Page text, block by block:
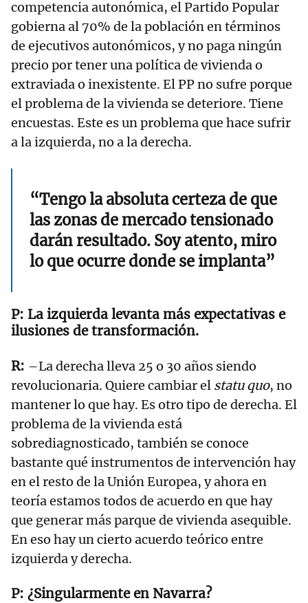
competencia autonómica, el Partido Popular
gobierna al 70% de la población en términos
de ejecutivos autonómicos, y no paga ningún
precio por tener una política de vivienda o
extraviada o inexistente. El PP no sufre porque
el problema de la vivienda se deteriore. Tiene
encuestas. Este es un problema que hace sufrir
a la izquierda, no a la derecha.
“Tengo la absoluta certeza de que
las zonas de mercado tensionado
darán resultado. Soy atento, miro
lo que ocurre donde se implanta”
La izquierda levanta más expectativas e
ilusiones de transformación.
–La derecha lleva 25 o 30 años siendo
revolucionaria. Quiere cambiar el statu quo, no
mantener lo que hay. Es otro tipo de derecha. El
problema de la vivienda está
sobrediagnosticado, también se conoce
bastante qué instrumentos de intervención hay
en el resto de la Unión Europea, y ahora en
teoría estamos todos de acuerdo en que hay
que generar más parque de vivienda asequible.
En eso hay un cierto acuerdo teórico entre
izquierda y derecha.
¿Singularmente en Navarra?